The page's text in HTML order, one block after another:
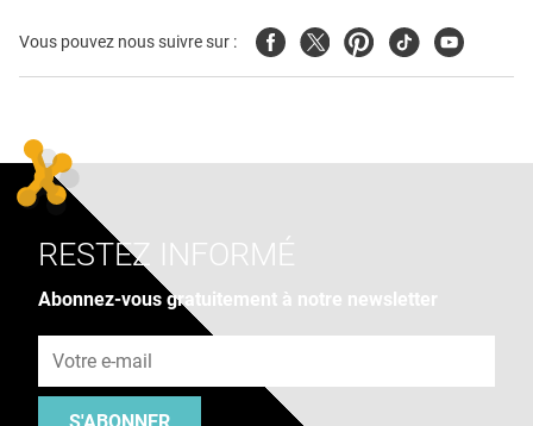
Vous pouvez nous suivre sur : FacebookTwitterPinterest
TiktokYoutube
RESTEZ INFORMÉ
Abonnez-vous gratuitement à notre newsletter